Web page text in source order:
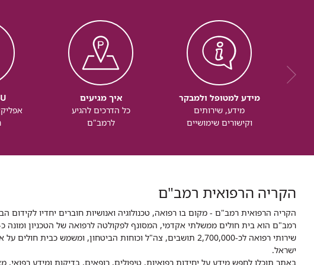
מידע למטופל ולמבקר
מידע, שירותים
וקישורים שימושיים
איך מגיעים
כל הדרכים להגיע
לרמב"ם
הקריה הרפואית רמב"ם
הקריה הרפואית רמב"ם - מקום בו רפואה, טכנולוגיה ואנושיות חוברים יחדיו לקידום
ישראל.
באתר תוכלו לחפש מידע על יחידות רפואיות, טיפולים, רופאים, בדיקות ומידע